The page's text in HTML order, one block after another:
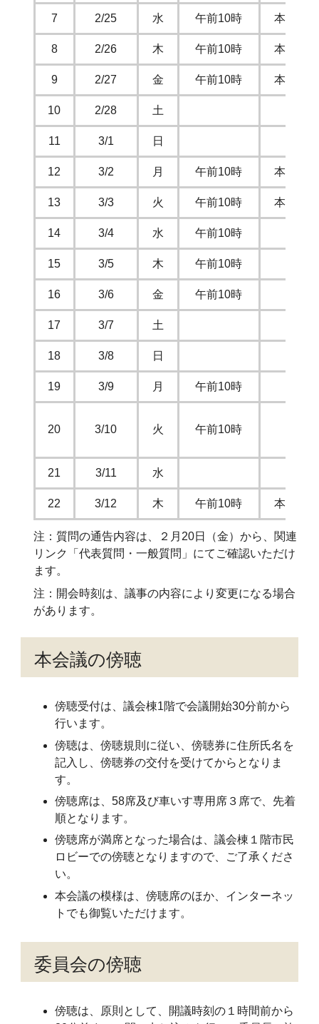
7 2/25 水 午前10時 本会議
8 2/26 木 午前10時 本会議
9 2/27 金 午前10時 本会議
10 2/28 土
11 3/1 日
12 3/2 月 午前10時 本会議
13 3/3 火 午前10時 本会議
14 3/4 水 午前10時
15 3/5 木 午前10時
16 3/6 金 午前10時
17 3/7 土
18 3/8 日
19 3/9 月 午前10時
20 3/10 火 午前10時
21 3/11 水
22 3/12 木 午前10時 本会議
注：質問の通告内容は、２月20日（金）から、関連
リンク「代表質問・一般質問」にてご確認いただけ
ます。
注：開会時刻は、議事の内容により変更になる場合
があります。
本会議の傍聴
傍聴受付は、議会棟1階で会議開始30分前から
行います。
傍聴は、傍聴規則に従い、傍聴券に住所氏名を
記入し、傍聴券の交付を受けてからとなりま
す。
傍聴席は、58席及び車いす専用席３席で、先着
順となります。
傍聴席が満席となった場合は、議会棟１階市民
ロビーでの傍聴となりますので、ご了承くださ
い。
本会議の模様は、傍聴席のほか、インターネッ
トでも御覧いただけます。
委員会の傍聴
傍聴は、原則として、開議時刻の１時間前から